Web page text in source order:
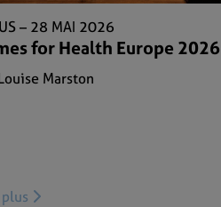
– 28 MAI 2026
for Health Europe 2026
Marston